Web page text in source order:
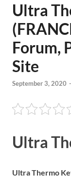
Ultra
Forum,
Site
September 3, 2020 -
Ultra
Ultra Thermo